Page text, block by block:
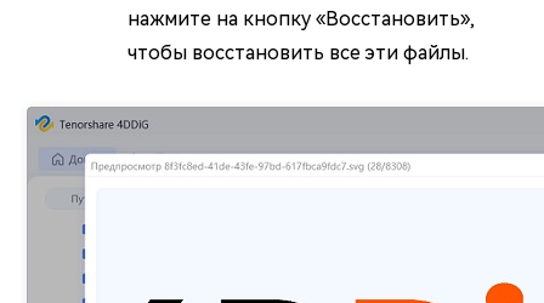
нажмите на кнопку «Восстановить»,
чтобы восстановить все эти файлы.